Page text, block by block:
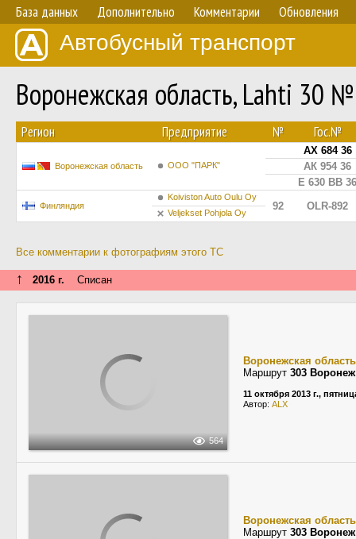
База данных Дополнительно Комментарии Обновления
Автобусный транспорт
Воронежская область, Lahti 30
Регион Предприятие № Гос.№
Воронежская область ООО "ПАРК"
АХ 684 36
АК 954 36
Е 630 ВВ 36
Финляндия
Koiviston Auto Oulu Oy
92 OLR-892
Veljekset Pohjola Oy
Все комментарии к фотографиям этого ТС
↑ 2016 г. Списан
564
Воронежская область
Маршрут 303
11 октября 2013 г.,
Автор: ALX
Воронежская область
Маршрут 303